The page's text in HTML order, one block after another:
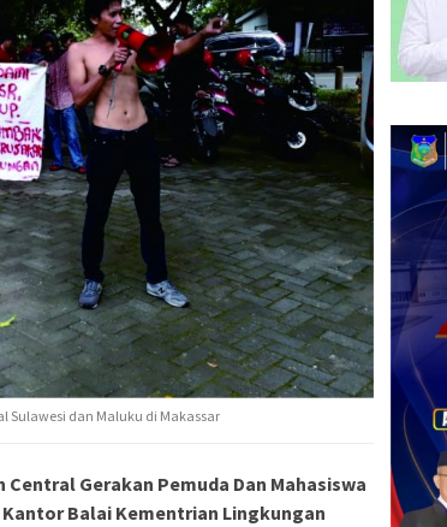
Sulawesi dan Maluku di Makassar
Gerakan Pemuda Dan Mahasiswa
Balai Kementrian Lingkungan